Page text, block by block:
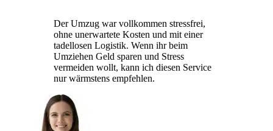
Der Umzug war vollkommen stressfrei,
ohne unerwartete Kosten und mit einer
tadellosen Logistik. Wenn ihr beim
Umziehen Geld sparen und Stress
vermeiden wollt, kann ich diesen Service
nur wärmstens empfehlen.